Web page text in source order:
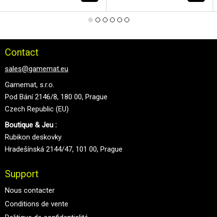
Contact
sales@gamemat.eu
Gamemat, s.r.o.
Pod Bání 2146/8, 180 00, Prague
Czech Republic (EU)
Boutique & Jeu :
Rubikon deskovky
Hradešínská 2144/47, 101 00, Prague
Support
Nous contacter
Conditions de vente